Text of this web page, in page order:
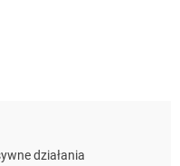
działania